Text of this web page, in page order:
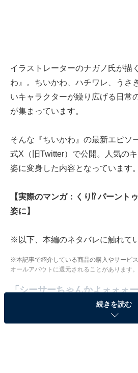
イラストレーターのナガノ氏が描
わ』。ちいかわ、ハチワレ、うさ
いキャラクターが繰り広げる日常
が集まっています。
そんな『ちいかわ』の最新エピソ
式X（旧Twitter）で公開。人気の
姿に変身した内容となっています。
【実際のマンガ：くり⁉ パーント
姿に】
※以下、本編のネタバレに触れて
※本記事で紹介している商品の購入やサービ
オールアバウトに還元されることがあります。
「シーサーちゃんかよォォォ
1コマ目で登場したのはかわいら
続きを読む